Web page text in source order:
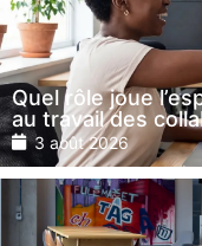
Quel rôle joue
au travail des
3 août 2026